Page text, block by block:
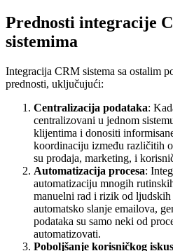
Prednosti integracije
sistemima
Integracija CRM sistema sa ostalim
prednosti, uključujući:
Centralizacija podataka:
centralizovani u jednom
klijentima i donositi
koordinaciju između različitih
su prodaja, marketing, i
Automatizacija procesa:
automatizaciju mnogih
manuelni rad i rizik od ljudskih
automatsko slanje emailova,
podataka su samo neki od
automatizovati.
Poboljšanje korisničkog